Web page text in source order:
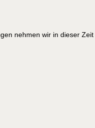
nehmen wir in dieser